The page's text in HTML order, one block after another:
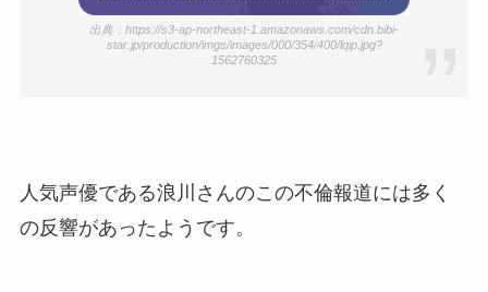
出典：https://s3-ap-northeast-1.amazonaws.com/cdn.bibi-
star.jp/production/imgs/images/000/354/400/lqip.jpg?
1562760325
人気声優である浪川さんのこの不倫報道には多く
の反響があったようです。